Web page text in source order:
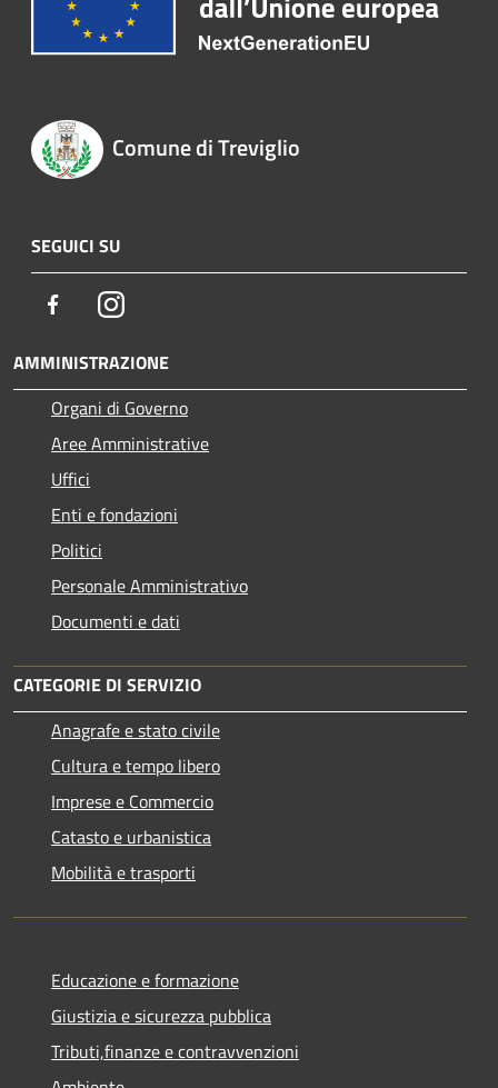
Comune di Treviglio
SEGUICI SU
FacebookInstagram
AMMINISTRAZIONE
Organi di Governo
Aree Amministrative
Uffici
Enti e fondazioni
Politici
Personale Amministrativo
Documenti e dati
CATEGORIE DI SERVIZIO
Anagrafe e stato civile
Cultura e tempo libero
Imprese e Commercio
Catasto e urbanistica
Mobilità e trasporti
Educazione e formazione
Giustizia e sicurezza pubblica
Tributi,finanze e contravvenzioni